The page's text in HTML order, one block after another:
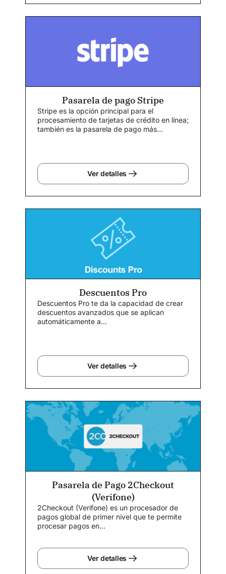
Pasarela de pago Stripe
Stripe es la opción principal para el
procesamiento de tarjetas de crédito en línea;
también es la pasarela de pago más
Ver detalles
Descuentos Pro
Descuentos Pro te da la capacidad de crear
descuentos avanzados que se aplican
automáticamente a...
Ver detalles
Pasarela de Pago 2Checkout
(Verifone)
2Checkout (Verifone) es un procesador de
pagos global de primer nivel que te permite
procesar pagos en...
Ver detalles